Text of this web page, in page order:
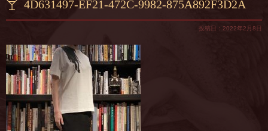
4D631497-EF21-472C-9982-875A892F3D2A
投稿日：2022年2月8日